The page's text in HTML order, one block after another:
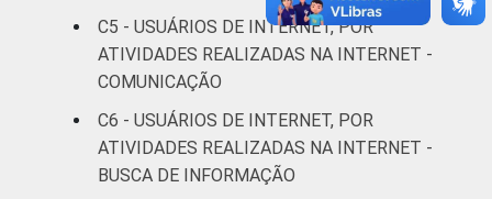
FAIXA
ETÁRIA
De 10 a 15 anos 94
De 16 a 24 anos
De 25 a 34 anos
De 35 a 44 anos
C5 - USUÁRIOS DE INTERNET, POR
ATIVIDADES REALIZADAS NA INTERNET -
COMUNICAÇÃO
C6 - USUÁRIOS DE INTERNET, POR
ATIVIDADES REALIZADAS NA INTERNET -
BUSCA DE INFORMAÇÃO